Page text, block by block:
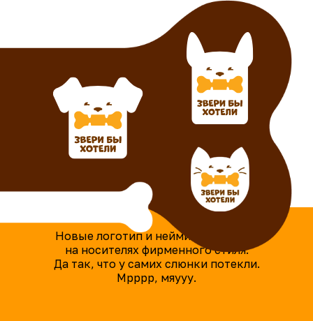
Новые логотип и нейминг показали
на носителях фирменного стиля.
Да так, что у самих слюнки потекли.
Мрррр, мяууу.